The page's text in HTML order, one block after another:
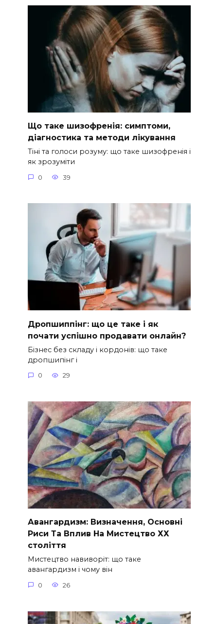
Що таке шизофренія: симптоми,
діагностика та методи лікування
Тіні та голоси розуму: що таке шизофренія і
як зрозуміти
0 39
Дропшиппінг: що це таке і як
почати успішно продавати онлайн?
Бізнес без складу і кордонів: що таке
дропшипінг і
0 29
Авангардизм: Визначення, Основні
Риси Та Вплив На Мистецтво ХХ
століття
Мистецтво навиворіт: що таке
авангардизм і чому він
0 26